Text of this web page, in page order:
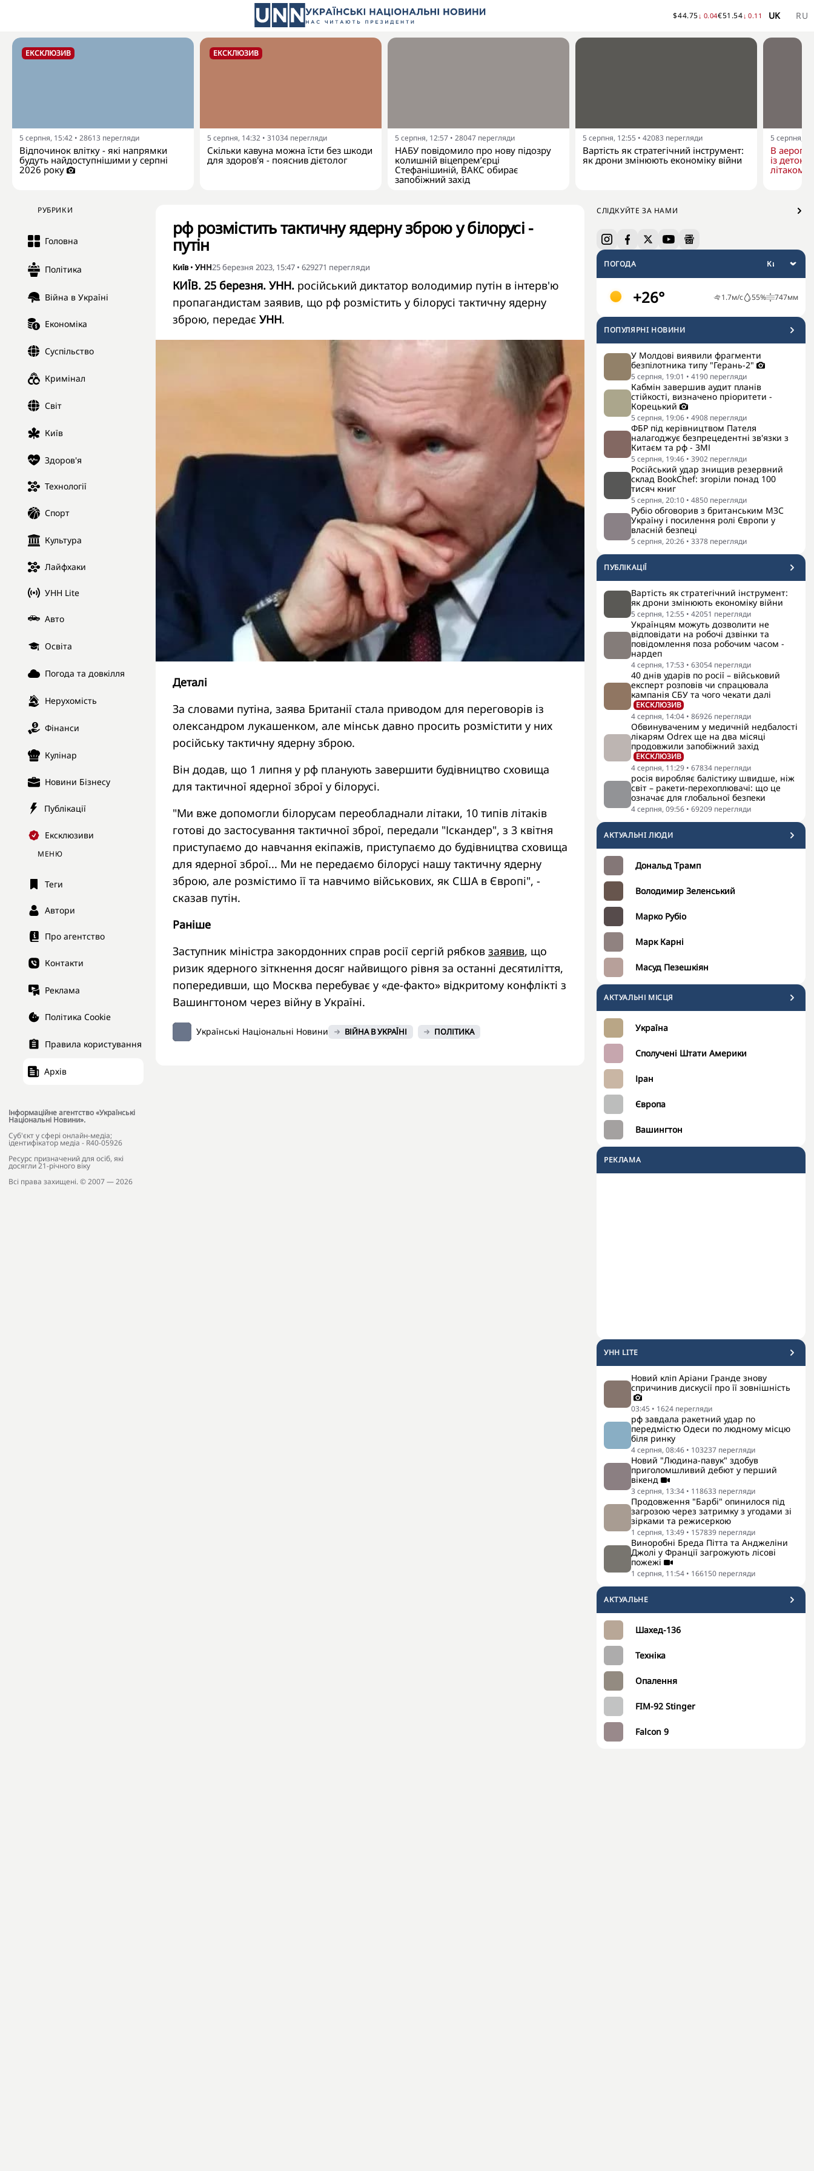
$44.75↓ 0.04€51.54↓ 0.11 UK RU
ЕКСКЛЮЗИВ
5 серпня, 15:42 • 28613 перегляди
Відпочинок влітку - які напрямки
будуть найдоступнішими у серпні
2026 року
ЕКСКЛЮЗИВ
5 серпня, 14:32 • 31034 перегляди
Скільки кавуна можна їсти без шкоди
для здоров'я - пояснив дієтолог
5 серпня, 12:57 • 28047 перегляди
НАБУ повідомило про нову підозру
колишній віцепрем’єрці
Стефанішиній, ВАКС обирає
запобіжний захід
5 серпня, 12:55 • 42083 перегляди
Вартість як стратегічний інструмент:
як дрони змінюють економіку війни
5 серпня,
В
із
літаком
РУБРИКИ
Головна
Політика
Війна в Україні
Економіка
Суспільство
Кримінал
Світ
Київ
Здоров'я
Технології
Спорт
Культура
Лайфхаки
УНН Lite
Авто
Освіта
Погода та довкілля
Нерухомість
Фінанси
Кулінар
Новини Бізнесу
Публікації
Ексклюзиви
МЕНЮ
Теги
Автори
Про агентство
Контакти
Реклама
Політика Cookie
Правила користування
Архів
Інформаційне агентство «Українські
Національні Новини».
Cуб'єкт у сфері онлайн-медіа;
ідентифікатор медіа - R40-05926
Ресурс призначений для осіб, які
досягли 21-річного віку
Всі права захищені. © 2007 — 2026
СЛІДКУЙТЕ ЗА НАМИ
ПОГОДА
+26° 1.7м/с 55% 747мм
ПОПУЛЯРНI НОВИНИ
У Молдові виявили фрагменти
безпілотника типу "Герань-2"
5 серпня, 19:01 • 4190 перегляди
Кабмін завершив аудит планів
стійкості, визначено пріоритети -
Корецький
5 серпня, 19:06 • 4908 перегляди
ФБР під керівництвом Пателя
налагоджує безпрецедентні зв'язки з
Китаєм та рф - ЗМІ
5 серпня, 19:46 • 3902 перегляди
Російський удар знищив резервний
склад BookChef: згоріли понад 100
тисяч книг
5 серпня, 20:10 • 4850 перегляди
Рубіо обговорив з британським МЗС
Україну і посилення ролі Європи у
власній безпеці
5 серпня, 20:26 • 3378 перегляди
ПУБЛІКАЦІЇ
Вартість як стратегічний інструмент:
як дрони змінюють економіку війни
5 серпня, 12:55 • 42051 перегляди
Українцям можуть дозволити не
відповідати на робочі дзвінки та
повідомлення поза робочим часом -
нардеп
4 серпня, 17:53 • 63054 перегляди
40 днів ударів по росії – військовий
експерт розповів чи спрацювала
кампанія СБУ та чого чекати далі
ЕКСКЛЮЗИВ
4 серпня, 14:04 • 86926 перегляди
Обвинуваченим у медичній недбалості
лікарям Odrex ще на два місяці
продовжили запобіжний захід
ЕКСКЛЮЗИВ
4 серпня, 11:29 • 67834 перегляди
росія виробляє балістику швидше, ніж
світ – ракети-перехоплювачі: що це
означає для глобальної безпеки
4 серпня, 09:56 • 69209 перегляди
АКТУАЛЬНI ЛЮДИ
Дональд Трамп
Володимир Зеленський
Марко Рубіо
Марк Карні
Масуд Пезешкіян
АКТУАЛЬНІ МІСЦЯ
Україна
Сполучені Штати Америки
Іран
Європа
Вашингтон
РЕКЛАМА
УНН LITE
Новий кліп Аріани Гранде знову
спричинив дискусії про її зовнішність
03:45 • 1624 перегляди
рф завдала ракетний удар по
передмістю Одеси по людному місцю
біля ринку
4 серпня, 08:46 • 103237 перегляди
Новий "Людина-павук" здобув
приголомшливий дебют у перший
вікенд
3 серпня, 13:34 • 118633 перегляди
Продовження "Барбі" опинилося під
загрозою через затримку з угодами зі
зірками та режисеркою
1 серпня, 13:49 • 157839 перегляди
Виноробні Бреда Пітта та Анджеліни
Джолі у Франції загрожують лісові
пожежі
1 серпня, 11:54 • 166150 перегляди
АКТУАЛЬНЕ
Шахед-136
Техніка
Опалення
FIM-92 Stinger
Falcon 9
рф розмістить тактичну ядерну зброю у білорусі -
путін
Київ• УНН25 березня 2023, 15:47 • 629271 перегляди
КИЇВ. 25 березня. УНН. російський диктатор володимир путін в інтерв'ю
пропагандистам заявив, що рф розмістить у білорусі тактичну ядерну
зброю, передає УНН.
Деталі
За словами путіна, заява Британії стала приводом для переговорів із
олександром лукашенком, але мінськ давно просить розмістити у них
російську тактичну ядерну зброю.
Він додав, що 1 липня у рф планують завершити будівництво сховища
для тактичної ядерної зброї у білорусі.
"Ми вже допомогли білорусам переобладнали літаки, 10 типів літаків
готові до застосування тактичної зброї, передали "Іскандер", з 3 квітня
приступаємо до навчання екіпажів, приступаємо до будівництва сховища
для ядерної зброї... Ми не передаємо білорусі нашу тактичну ядерну
зброю, але розмістимо її та навчимо військових, як США в Європі", -
сказав путін.
Раніше
Заступник міністра закордонних справ росії сергій рябков заявив, що
ризик ядерного зіткнення досяг найвищого рівня за останні десятиліття,
попередивши, що Москва перебуває у «де-факто» відкритому конфлікті з
Вашингтоном через війну в Україні.
Українські Національні Новини ВІЙНА В УКРАЇНІ ПОЛІТИКА